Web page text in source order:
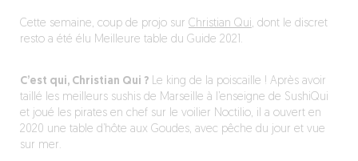
Cette semaine, coup de projo sur Christian Qui, dont le discret
resto a été élu Meilleure table du Guide 2021.
C’est qui, Christian Qui ? Le king de la poiscaille ! Après avoir
taillé les meilleurs sushis de Marseille à l’enseigne de SushiQui
et joué les pirates en chef sur le voilier Noctilio, il a ouvert en
2020 une table d’hôte aux Goudes, avec pêche du jour et vue
sur mer.